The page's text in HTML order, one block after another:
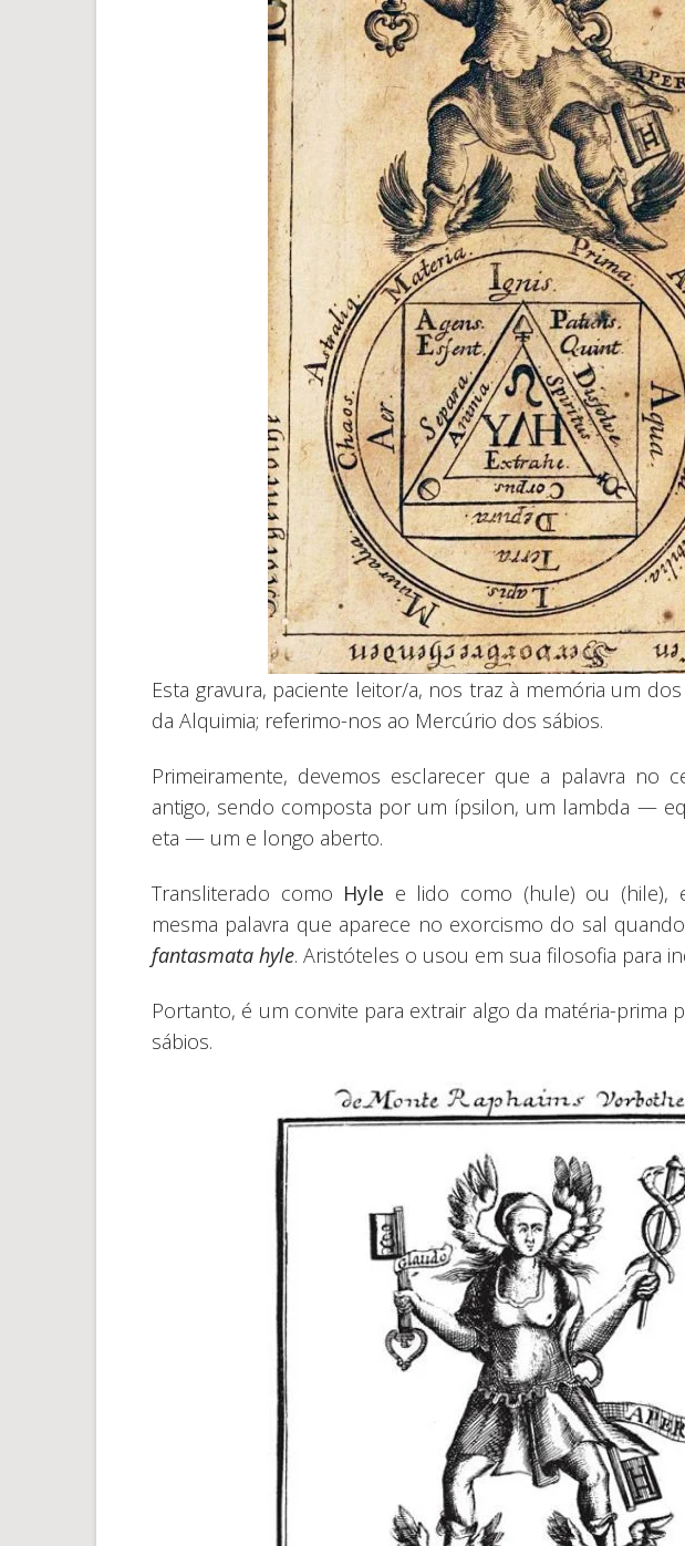
Esta gravura, paciente leitor/a, nos traz à memória um
da Alquimia; referimo-nos ao Mercúrio dos sábios.
Primeiramente, devemos esclarecer que a palavra no
antigo, sendo composta por um ípsilon, um lambda —
eta — um e longo aberto.
Transliterado como Hyle e lido como (hule) ou (hile),
mesma palavra que aparece no exorcismo do sal
fantasmata hyle. Aristóteles o usou em sua filosofia para
Portanto, é um convite para extrair algo da matéria-prima
sábios.